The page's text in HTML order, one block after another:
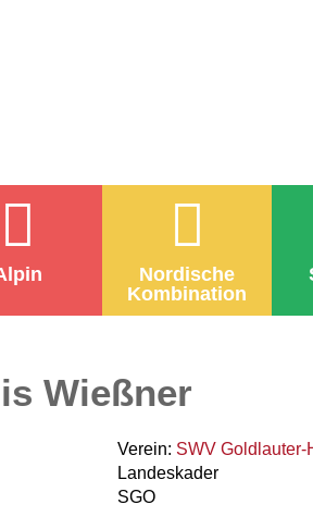
Nordische
Kombination
Wießner
Verein: SWV Goldlauter-
Landeskader
SGO